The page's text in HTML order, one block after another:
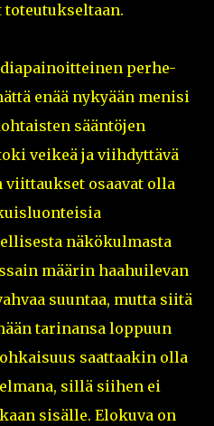
perhe-
enää nykyään menisi
sääntöjen
veikeä ja viihdyttävä
viittaukset osaavat olla
näkökulmasta
määrin haahuilevan
suuntaa, mutta siitä
tarinansa loppuun
saattaakin olla
sillä siihen ei
sisälle. Elokuva on